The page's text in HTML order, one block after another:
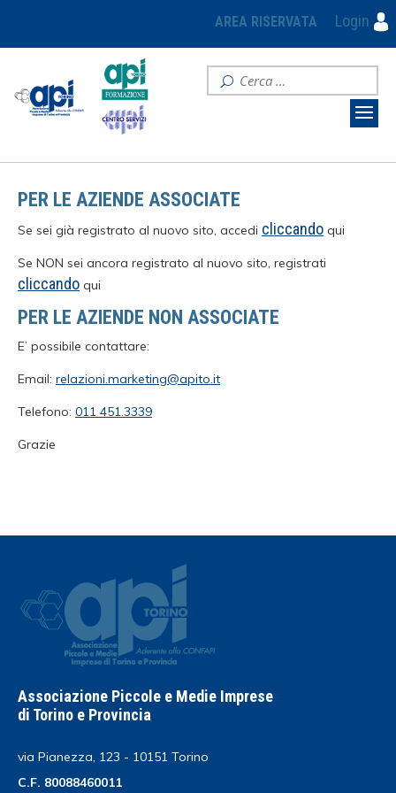
AREA RISERVATA Login
PER LE AZIENDE ASSOCIATE
Se sei già registrato al nuovo sito, accedi cliccando qui
Se NON sei ancora registrato al nuovo sito, registrati
cliccando qui
PER LE AZIENDE NON ASSOCIATE
E’ possibile contattare:
Email: relazioni.marketing@apito.it
Telefono: 011 451.3339
Grazie
Associazione Piccole e Medie Imprese
di Torino e Provincia
via Pianezza, 123 - 10151 Torino
C.F. 80088460011